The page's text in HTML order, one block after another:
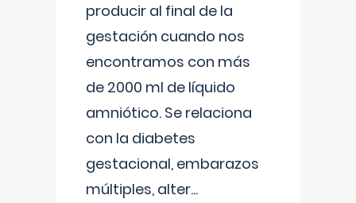
producir al final de la
gestación cuando nos
encontramos con más
de 2000 ml de líquido
amniótico. Se relaciona
con la diabetes
gestacional, embarazos
múltiples, alter...